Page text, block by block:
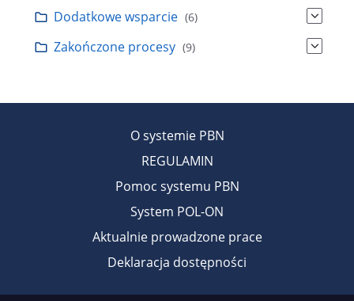
Dodatkowe wsparcie (6)
Zakończone procesy (9)
O systemie PBN
REGULAMIN
Pomoc systemu PBN
System POL-ON
Aktualnie prowadzone prace
Deklaracja dostępności